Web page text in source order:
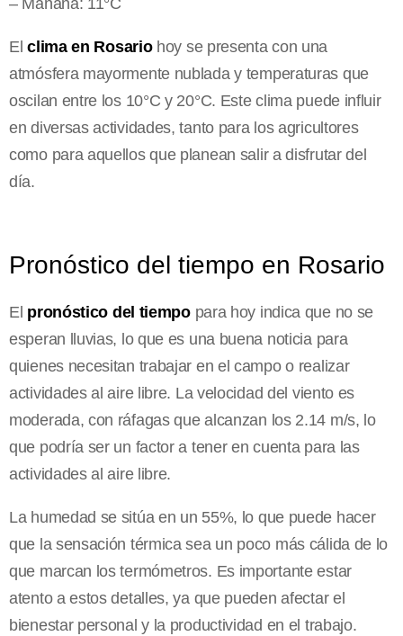
– Mañana: 11°C
Elclima en Rosariohoy se presenta con una
atmósfera mayormente nublada y temperaturas que
oscilan entre los 10°C y 20°C. Este clima puede influir
en diversas actividades, tanto para los agricultores
como para aquellos que planean salir a disfrutar del
día.
Pronóstico del tiempo en Rosario
El pronóstico del tiempopara hoy indica que no se
esperan lluvias, lo que es una buena noticia para
quienes necesitan trabajar en el campo o realizar
actividades al aire libre. La velocidad del viento es
moderada, con ráfagas que alcanzan los 2.14 m/s, lo
que podría ser un factor a tener en cuenta para las
actividades al aire libre.
La humedad se sitúa en un 55%, lo que puede hacer
que la sensación térmica sea un poco más cálida de lo
que marcan los termómetros. Es importante estar
atento a estos detalles, ya que pueden afectar el
bienestar personal y la productividad en el trabajo.